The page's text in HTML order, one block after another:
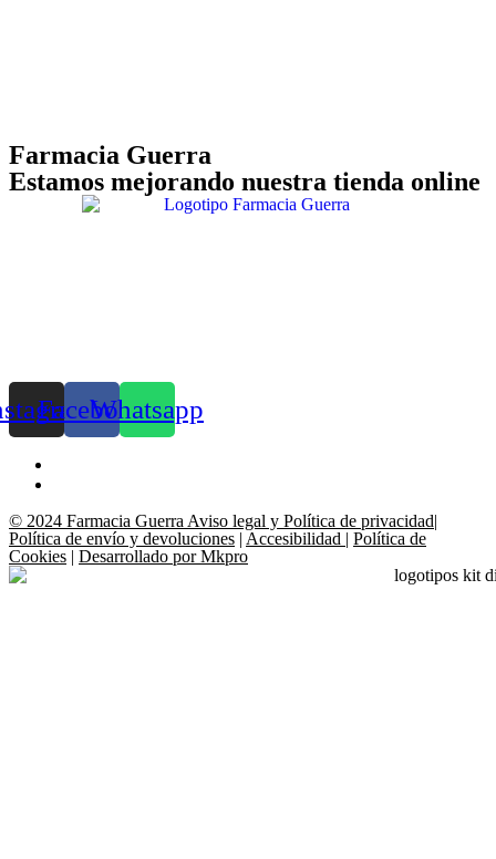
Farmacia Guerra
Estamos mejorando nuestra tienda online
FacebookWhatsapp
© 2024 Farmacia Guerra Aviso legal y Política de privacidad|
Política de envío y devoluciones | Accesibilidad | Política de
Cookies | Desarrollado por Mkpro